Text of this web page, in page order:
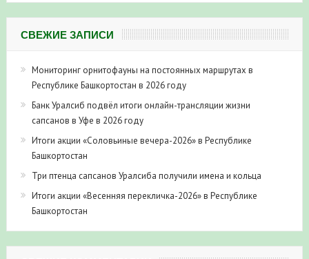
СВЕЖИЕ ЗАПИСИ
Мониторинг орнитофауны на постоянных маршрутах в
Республике Башкортостан в 2026 году
Банк Уралсиб подвёл итоги онлайн-трансляции жизни
сапсанов в Уфе в 2026 году
Итоги акции «Соловьиные вечера-2026» в Республике
Башкортостан
Три птенца сапсанов Уралсиба получили имена и кольца
Итоги акции «Весенняя перекличка-2026» в Республике
Башкортостан